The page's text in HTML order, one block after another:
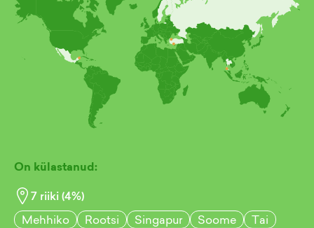
On külastanud:
7 riiki (4%)
Mehhiko
Rootsi Singapur Soome
Tai